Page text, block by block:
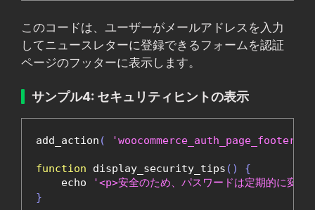
このコードは、ユーザーがメールアドレスを入力
してニュースレターに登録できるフォームを認証
ページのフッターに表示します。
サンプル4: セキュリティヒントの表示
add_action ( 'woocommerce_auth_page_footer'
function display_security_tips ()
{
    echo
'<p>安全のため、パスワードは定期的に変
}